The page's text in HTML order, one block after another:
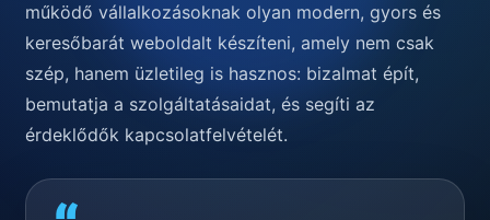
működő vállalkozásoknak olyan modern, gyors és
keresőbarát weboldalt készíteni, amely nem csak
szép, hanem üzletileg is hasznos: bizalmat épít,
bemutatja a szolgáltatásaidat, és segíti az
érdeklődők kapcsolatfelvételét.